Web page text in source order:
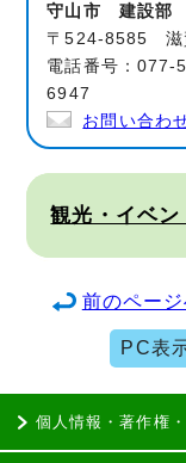
守山市 建設部
〒524-8585 滋
電話番号：
6947
お問い合わ
観光・イベン
前のページ
PC表
個人情報・著作権